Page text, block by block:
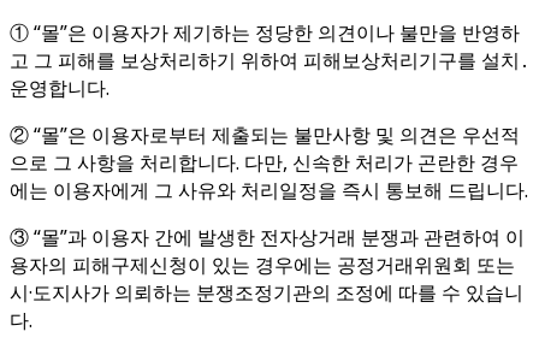
① “몰”은 이용자가 제기하는 정당한 의견이나 불만을 반영하
고 그 피해를 보상처리하기 위하여 피해보상처리기구를 설치․
운영합니다.
② “몰”은 이용자로부터 제출되는 불만사항 및 의견은 우선적
으로 그 사항을 처리합니다. 다만, 신속한 처리가 곤란한 경우
에는 이용자에게 그 사유와 처리일정을 즉시 통보해 드립니다.
③ “몰”과 이용자 간에 발생한 전자상거래 분쟁과 관련하여 이
용자의 피해구제신청이 있는 경우에는 공정거래위원회 또는
시·도지사가 의뢰하는 분쟁조정기관의 조정에 따를 수 있습니
다.